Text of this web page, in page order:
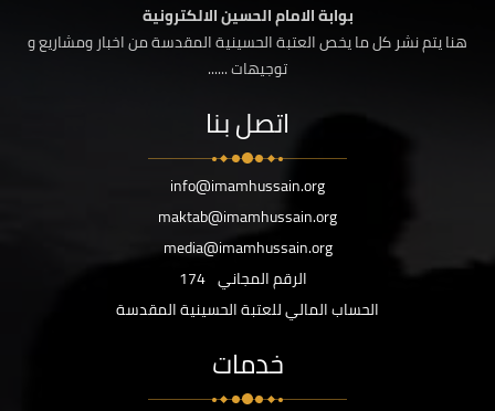
بوابة الامام الحسين الالكترونية
هنا يتم نشر كل ما يخص العتبة الحسينية المقدسة من اخبار ومشاريع و
توجيهات ......
اتصل بنا
info@imamhussain.org
maktab@imamhussain.org
media@imamhussain.org
الرقم المجاني 174
الحساب المالي للعتبة الحسينية المقدسة
خدمات